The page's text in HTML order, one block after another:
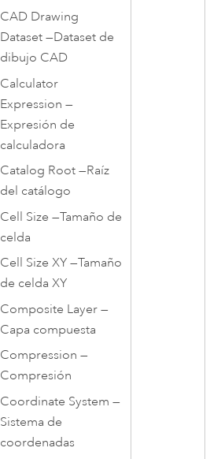
CAD Drawing
Dataset —Dataset de
dibujo CAD
Calculator
Expression —
Expresión de
calculadora
Catalog Root —Raíz
del catálogo
Cell Size —Tamaño de
celda
Cell Size XY —Tamaño
de celda XY
Composite Layer —
Capa compuesta
Compression —
Compresión
Coordinate System —
Sistema de
coordenadas